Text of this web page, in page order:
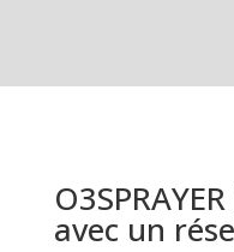
avec un